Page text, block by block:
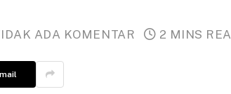
ADA KOMENTAR 2 MINS